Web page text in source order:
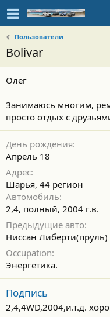
Пользователи
Bolivar
Олег
Занимаюсь многим,
просто отдых с
День рождения
Апрель 18
Адрес
Шарья, 44 регион
Автомобиль
2,4, полный, 2004 г.в.
Предыдущие авто
Ниссан
Occupation
Энергетика.
Подпись
2,4,4WD,2004,и.т.д.